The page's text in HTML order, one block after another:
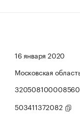
16 января 2020
Московская
320508100008560
503411372082